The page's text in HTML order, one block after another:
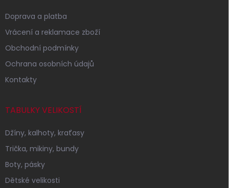
Doprava a platba
Vrácení a reklamace zboží
Obchodní podmínky
Ochrana osobních údajů
Kontakty
TABULKY VELIKOSTÍ
Džíny, kalhoty, kraťasy
Trička, mikiny, bundy
Boty, pásky
Dětské velikosti